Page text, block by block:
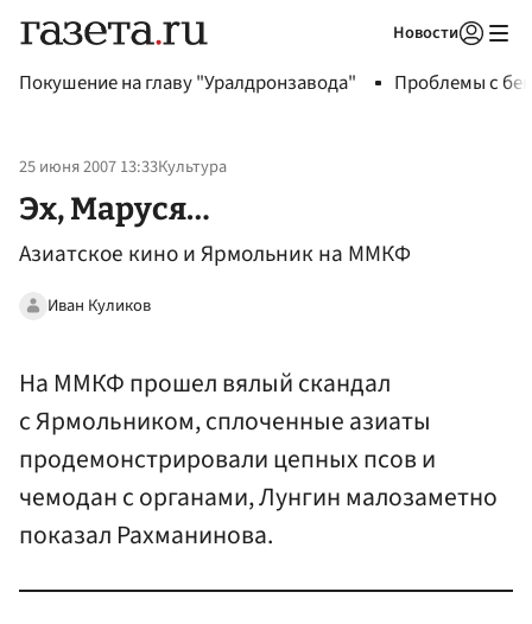
Новости
Покушение на главу "Уралдронзавода" Проблемы с
25 июня 2007 13:33Культура
Эх, Маруся…
Азиатское кино и Ярмольник на ММКФ
Иван Куликов
На ММКФ прошел вялый скандал
с Ярмольником, сплоченные азиаты
продемонстрировали цепных псов и
чемодан с органами, Лунгин малозаметно
показал Рахманинова.